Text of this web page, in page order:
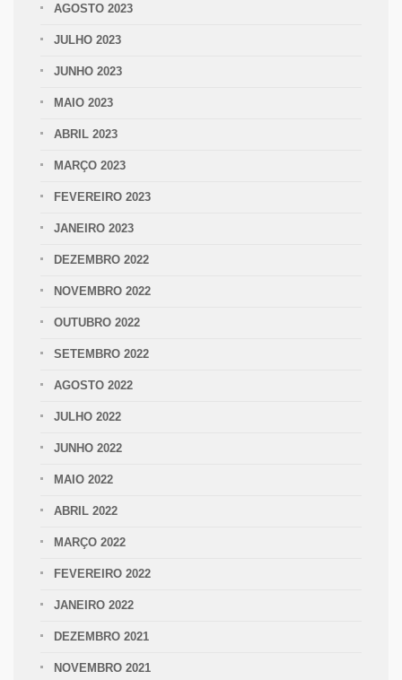
AGOSTO 2023
JULHO 2023
JUNHO 2023
MAIO 2023
ABRIL 2023
MARÇO 2023
FEVEREIRO 2023
JANEIRO 2023
DEZEMBRO 2022
NOVEMBRO 2022
OUTUBRO 2022
SETEMBRO 2022
AGOSTO 2022
JULHO 2022
JUNHO 2022
MAIO 2022
ABRIL 2022
MARÇO 2022
FEVEREIRO 2022
JANEIRO 2022
DEZEMBRO 2021
NOVEMBRO 2021